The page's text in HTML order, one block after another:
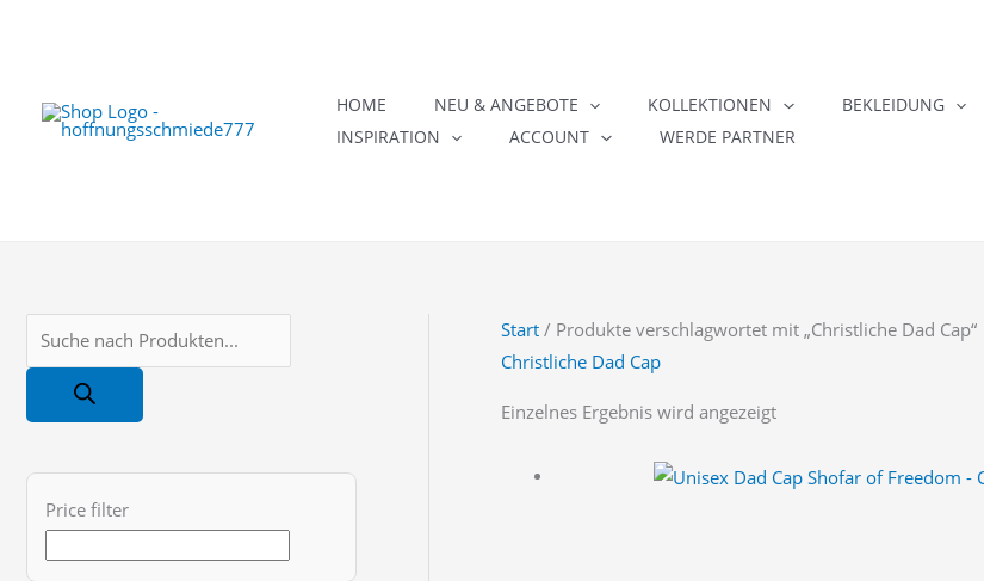
HOME NEU & ANGEBOTE KOLLEKTIONEN BEKLEIDUNG
INSPIRATION
ACCOUNT WERDE PARTNER
r
u
Price filter
Start / Produkte verschlagwortet mit „Christliche Dad Cap“
Christliche Dad Cap
Einzelnes Ergebnis wird angezeigt